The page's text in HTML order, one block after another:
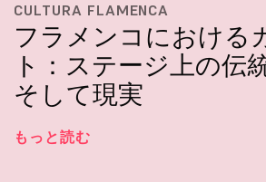
CULTURA FLAMENCA
フラメンコにおける
ト：ステージ上の伝
そして現実
もっと読む